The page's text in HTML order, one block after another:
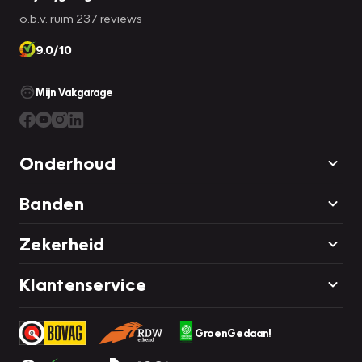
o.b.v. ruim 237 reviews
9.0/10
Mijn Vakgarage
Onderhoud
Banden
Zekerheid
Klantenservice
GroenGedaan!